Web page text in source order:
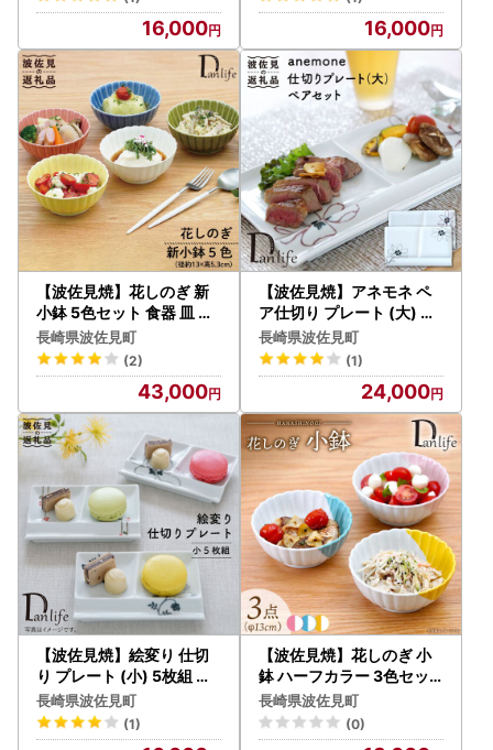
] 波佐見焼
16,000 16,000
【波佐見焼】花しのぎ 新
小鉢 5色セット 食器 皿 【
団陶器】 [PB92] 波佐見焼
長崎県波佐見町
(2)
43,000
【波佐見焼】アネモネ ペ
ア仕切り プレート (大) 食
器 皿 【団陶器】 [PB38]
波佐見焼
長崎県波佐見町
(1)
24,000
【波佐見焼】絵変り 仕切
り プレート (小) 5枚組 食
器 皿 【団陶器】 [PB28]
波佐見焼
長崎県波佐見町
(1)
【波佐見焼】花しのぎ 小
鉢 ハーフカラー 3色セッ
ト【団陶器】[PB206]
長崎県波佐見町
(0)